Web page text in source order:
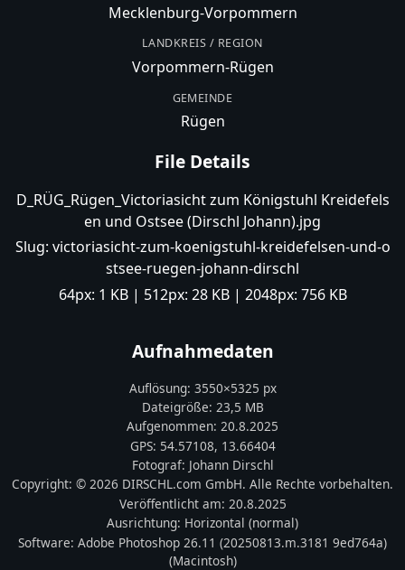
Mecklenburg-Vorpommern
LANDKREIS / REGION
Vorpommern-Rügen
GEMEINDE
Rügen
File Details
D_RÜG_Rügen_Victoriasicht zum Königstuhl Kreidefels
en und Ostsee (Dirschl Johann).jpg
Slug: victoriasicht-zum-koenigstuhl-kreidefelsen-und-o
stsee-ruegen-johann-dirschl
64px: 1 KB| 512px: 28 KB| 2048px: 756 KB
Aufnahmedaten
Auflösung: 3550×5325 px
Dateigröße: 23,5 MB
Aufgenommen: 20.8.2025
GPS: 54.57108, 13.66404
Fotograf: Johann Dirschl
Copyright: © 2026 DIRSCHL.com GmbH. Alle Rechte vorbehalten.
Veröffentlicht am: 20.8.2025
Ausrichtung: Horizontal (normal)
Software: Adobe Photoshop 26.11 (20250813.m.3181 9ed764a)
(Macintosh)